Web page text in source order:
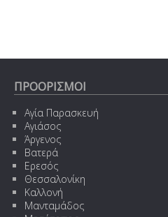
ΠΡΟΟΡΙΣΜΟΙ
Αγία Παρασκευή
Αγιάσος
Άργενος
Βατερά
Ερεσός
Θεσσαλονίκη
Καλλονή
Μανταμάδος